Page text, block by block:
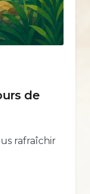
de
rafraîchir